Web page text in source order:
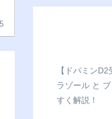
【ドパミン
ラゾール と
すく解説！